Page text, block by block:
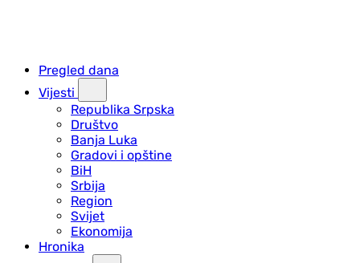
Pregled dana
Vijesti
Republika Srpska
Društvo
Banja Luka
Gradovi i opštine
BiH
Srbija
Region
Svijet
Ekonomija
Hronika